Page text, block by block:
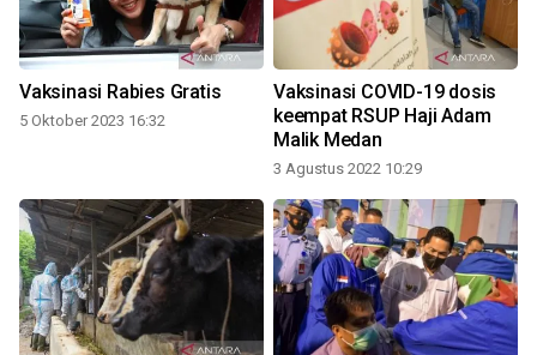
Vaksinasi Rabies Gratis
5 Oktober 2023 16:32
Vaksinasi COVID-19 dosis
keempat RSUP Haji Adam
Malik Medan
3 Agustus 2022 10:29